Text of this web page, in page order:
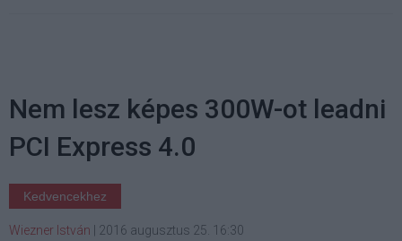
Nem lesz képes 300W-ot leadni
PCI Express 4.0
Kedvencekhez
Wiezner István 2016 augusztus 25. 16:30